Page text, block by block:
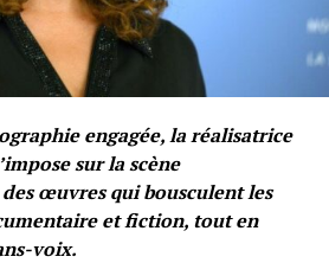
engagée, la réalisatrice
sur la scène
œuvres qui bousculent les
et fiction, tout en
voix.